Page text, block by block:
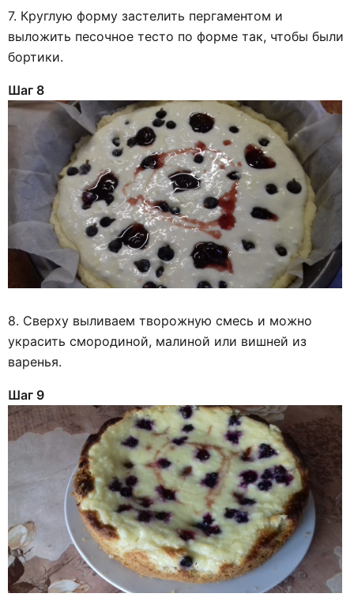
7. Круглую форму застелить пергаментом и
выложить песочное тесто по форме так, чтобы были
бортики.
Шаг 8
8. Сверху выливаем творожную смесь и можно
украсить смородиной, малиной или вишней из
варенья.
Шаг 9